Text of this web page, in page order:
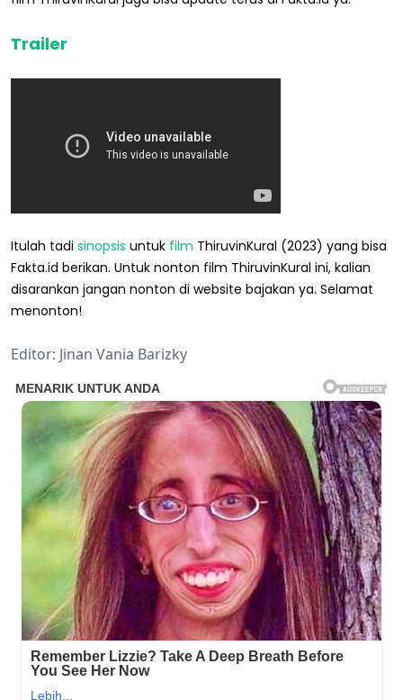
Trailer
Itulah tadi sinopsis untuk film ThiruvinKural (2023) yang bisa
Fakta.id berikan. Untuk nonton film ThiruvinKural ini, kalian
disarankan jangan nonton di website bajakan ya. Selamat
menonton!
Editor: Jinan Vania Barizky